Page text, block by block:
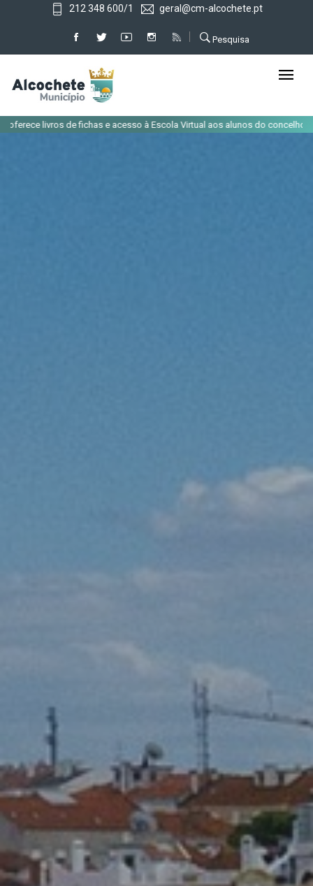
212 348 600/1 geral@cm-alcochete.pt
Pesquisa
fichas e acesso à Escola Virtual aos alunos do concelho | Alteração de